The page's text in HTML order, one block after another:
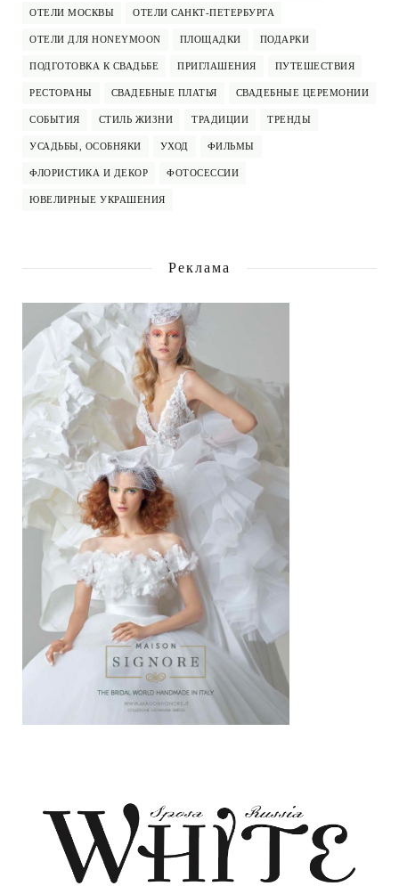
ОТЕЛИ МОСКВЫ ОТЕЛИ САНКТ-ПЕТЕРБУРГА
ОТЕЛИ ДЛЯ HONEYMOON ПЛОЩАДКИ ПОДАРКИ
ПОДГОТОВКА К СВАДЬБЕ ПРИГЛАШЕНИЯ ПУТЕШЕСТВИЯ
РЕСТОРАНЫ СВАДЕБНЫЕ ПЛАТЬЯ СВАДЕБНЫЕ ЦЕРЕМОНИИ
СОБЫТИЯ СТИЛЬ ЖИЗНИ ТРАДИЦИИ ТРЕНДЫ
УСАДЬБЫ, ОСОБНЯКИ УХОД ФИЛЬМЫ
ФЛОРИСТИКА И ДЕКОР ФОТОСЕССИИ
ЮВЕЛИРНЫЕ УКРАШЕНИЯ
Реклама